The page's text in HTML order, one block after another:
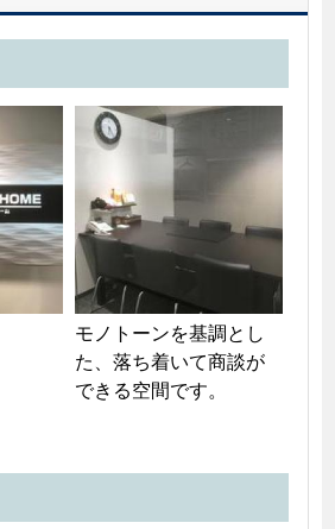
モノトーンを基調とし
た、落ち着いて商談が
できる空間です。